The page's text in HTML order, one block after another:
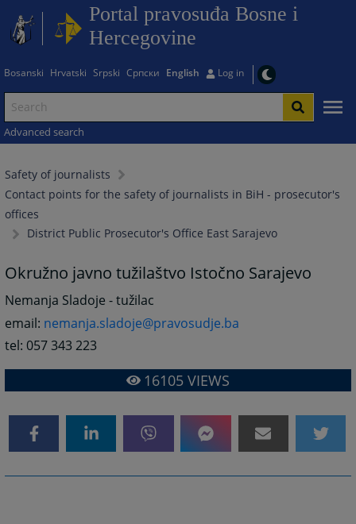
Portal pravosuđa Bosne i
Hercegovine
Bosanski Hrvatski Srpski Српски English Log in
Advanced search
Safety of journalists
Contact points for the safety of journalists in BiH - prosecutor's
offices
District Public Prosecutor's Office East Sarajevo
Okružno javno tužilaštvo Istočno Sarajevo
Nemanja Sladoje - tužilac
email: nemanja.sladoje@pravosudje.ba
tel: 057 343 223
16105 VIEWS